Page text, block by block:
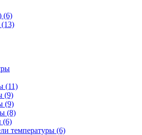
(6)
(13)
(11)
(9)
(9)
(8)
(6)
температуры (6)